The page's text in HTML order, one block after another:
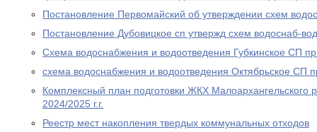
Постановление Первомайский об утверждении схем
Постановление Дубовицкое сп утвержд схем водоснаб-
Схема водоснабжения и водоотведения Губкинское СП
схема водоснабжения и водоотведения Октябрьское СП
Комплексный план подготовки ЖКХ Малоархангельского
2024/2025 г.г.
Реестр мест накопления твердых коммунальных отходов